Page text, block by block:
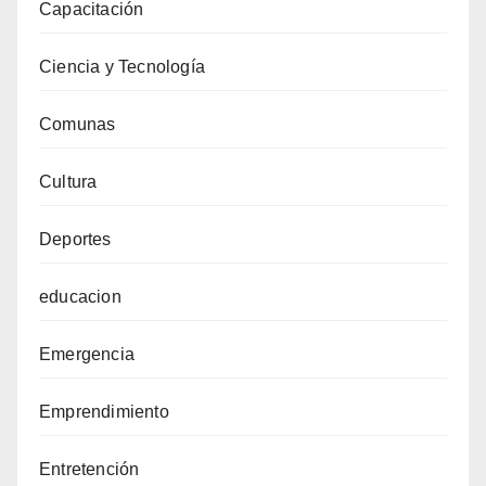
Capacitación
Ciencia y Tecnología
Comunas
Cultura
Deportes
educacion
Emergencia
Emprendimiento
Entretención